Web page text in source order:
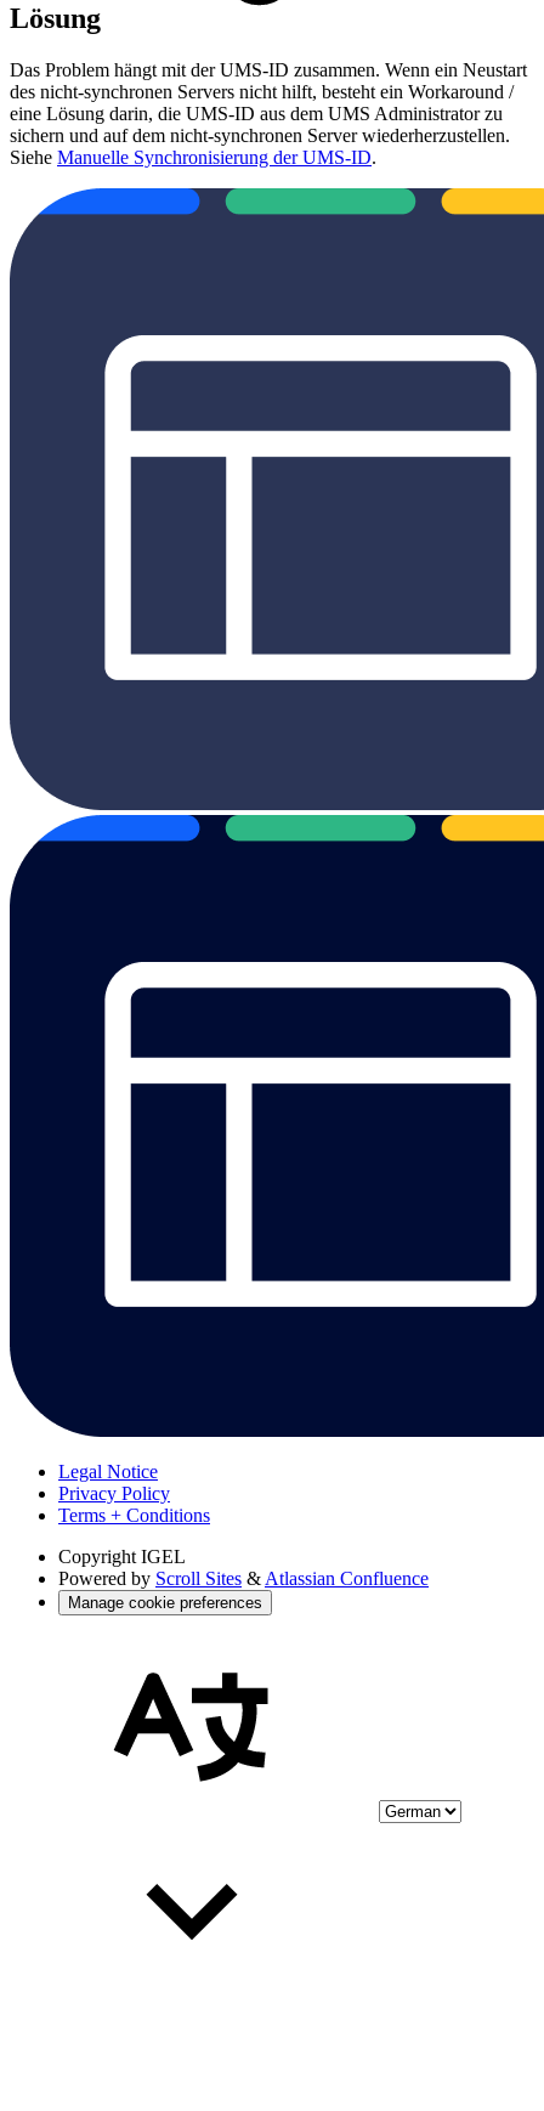
Lösung
Das Problem hängt mit der UMS-ID zusammen. Wenn ein Neustart
des nicht-synchronen Servers nicht hilft, besteht ein Workaround /
eine Lösung darin, die UMS-ID aus dem UMS Administrator zu
sichern und auf dem nicht-synchronen Server wiederherzustellen.
Siehe Manuelle Synchronisierung der UMS-ID.
Legal Notice
Privacy Policy
Terms + Conditions
Copyright IGEL
Powered by Scroll Sites & Atlassian Confluence
Manage cookie preferences